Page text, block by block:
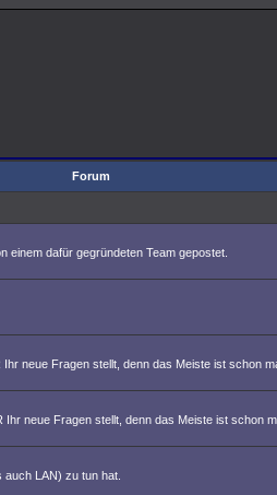
Forum
dafür gegründeten Team gepostet.
neue Fragen stellt, denn das Meiste ist schon
Ihr neue Fragen stellt, denn das Meiste ist schon
LAN) zu tun hat.